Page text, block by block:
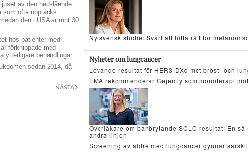
av den nedslående
som ofta upptäcks
den i USA är runt 30
hos patienter med
förknippade med
ytterligare behandlingar.
sedan 2014, då
NÄSTA
Ny svensk studie: Svårt att hitta rätt för
Nyheter om lungcancer
Lovande resultat för HER3-DXd mot bröst- och
EMA rekommenderar Cejemly som monoterapi
Överläkare om banbrytande SCLC-resultat: En
andra linjen
Screening av äldre med lungcancer gynnar